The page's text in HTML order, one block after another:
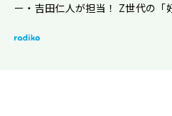
ー・吉田仁人が担当！ Z世代の「